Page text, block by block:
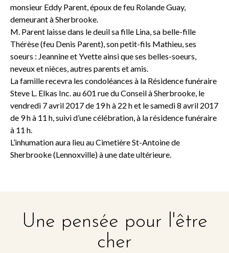
monsieur Eddy Parent, époux de feu Rolande Guay,
demeurant à Sherbrooke.
M. Parent laisse dans le deuil sa fille Lina, sa belle-fille
Thérèse (feu Denis Parent), son petit-fils Mathieu, ses
soeurs : Jeannine et Yvette ainsi que ses belles-soeurs,
neveux et nièces, autres parents et amis.
La famille recevra les condoléances à la Résidence funéraire
Steve L. Elkas Inc. au 601 rue du Conseil à Sherbrooke, le
vendredi 7 avril 2017 de 19 h à 22 h et le samedi 8 avril 2017
de 9 h à 11 h, suivi d’une célébration, à la résidence funéraire
à 11 h.
L’inhumation aura lieu au Cimetière St-Antoine de
Sherbrooke (Lennoxville) à une date ultérieure.
Une pensée pour l'être
cher